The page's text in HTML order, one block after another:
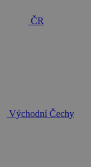
ČR
Východní Čechy